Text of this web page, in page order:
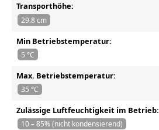
Transporthöhe:
29.8 cm
Min Betriebstemperatur:
5 °C
Max. Betriebstemperatur:
35 °C
Zulässige Luftfeuchtigkeit im Betrieb:
10 – 85% (nicht kondensierend)